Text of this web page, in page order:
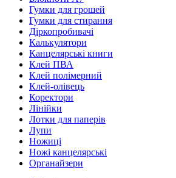
Гумки для грошей
Гумки для стирання
Діркопробивачі
Калькулятори
Канцелярські книги
Клей ПВА
Клей полімерний
Клей-олівець
Коректори
Лінійки
Лотки для паперів
Лупи
Ножиці
Ножі канцелярські
Органайзери